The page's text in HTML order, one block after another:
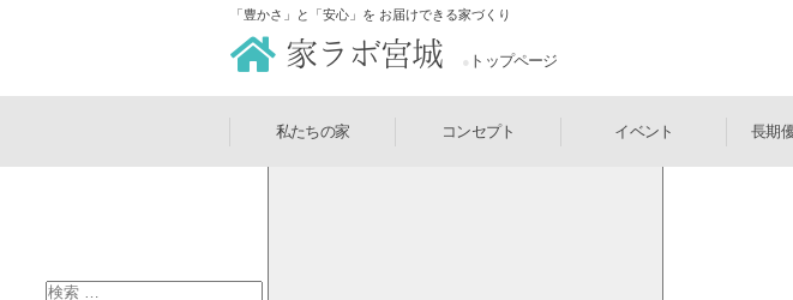
「豊かさ」と「安心」を お届けできる家づくり
家ラボ宮城 トップページ
私たちの家 コンセプト イベント 長期
お知らせ（２）
検索